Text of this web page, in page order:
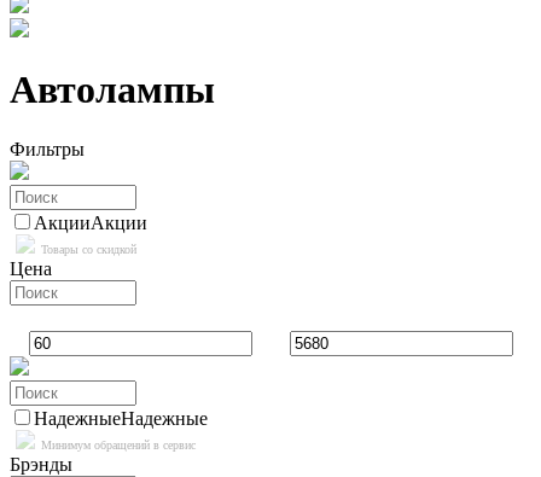
Автолампы
Фильтры
АкцииАкции
Товары со скидкой
Цена
НадежныеНадежные
Минимум обращений в сервис
Брэнды